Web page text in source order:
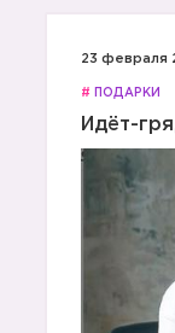
23 февраля
# ПОДАРКИ
Идёт-